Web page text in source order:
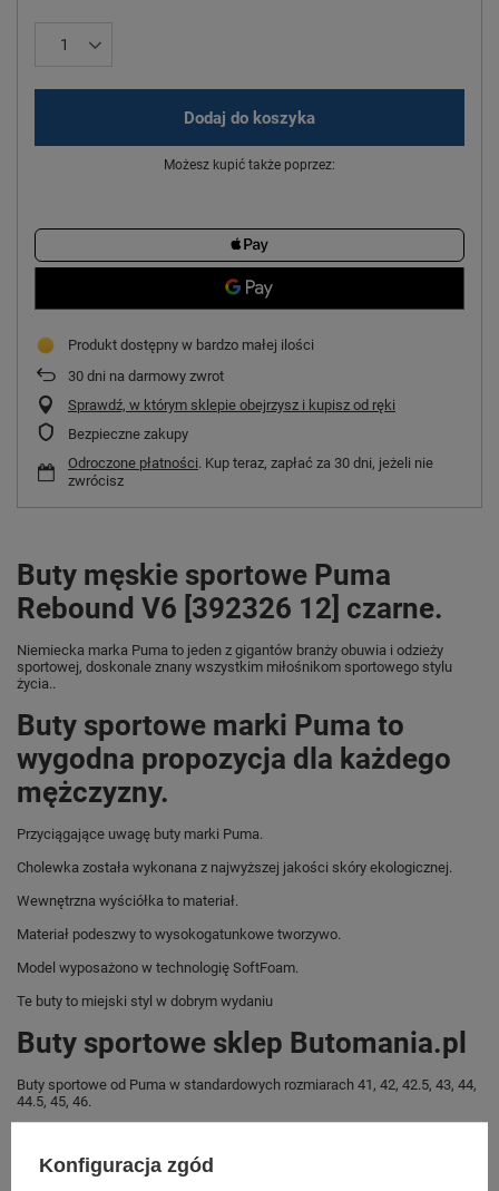
Dodaj do koszyka
Możesz kupić także poprzez:
Produkt dostępny w bardzo małej ilości
30 dni na darmowy zwrot
Sprawdź, w którym sklepie obejrzysz i kupisz od ręki
Bezpieczne zakupy
Odroczone płatności. Kup teraz, zapłać za 30 dni, jeżeli nie
zwrócisz
Buty męskie sportowe Puma
Rebound V6 [392326 12] czarne.
Niemiecka marka Puma to jeden z gigantów branży obuwia i odzieży
sportowej, doskonale znany wszystkim miłośnikom sportowego stylu
życia..
Buty sportowe marki Puma to
wygodna propozycja dla każdego
mężczyzny.
Przyciągające uwagę buty marki Puma.
Cholewka została wykonana z najwyższej jakości skóry ekologicznej.
Wewnętrzna wyściółka to materiał.
Materiał podeszwy to wysokogatunkowe tworzywo.
Model wyposażono w technologię SoftFoam.
Te buty to miejski styl w dobrym wydaniu
Buty sportowe sklep Butomania.pl
Buty sportowe od Puma w standardowych rozmiarach 41, 42, 42.5, 43, 44,
44.5, 45, 46.
Sklep Butomania.pl to największy wybór obuwia sportowego dla całej
Konfiguracja zgód